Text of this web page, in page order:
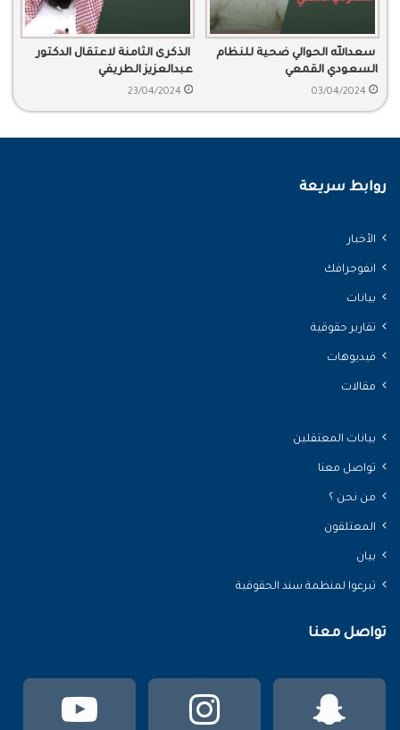
سعدالله الحوالي ضحية للنظام
السعودي القمعي
03/04/2024
الذكرى الثامنة لاعتقال الدكتور
عبدالعزيز الطريفي
23/04/2024
روابط سريعة
الأخبار
انفوجرافك
بيانات
تقارير حقوقية
فيديوهات
مقالات
بيانات المعتقلين
تواصل معنا
من نحن ؟
المعتلقون
بيان
تبرعوا لمنظمة سند الحقوقية
تواصل معنا
انستقرام سناب